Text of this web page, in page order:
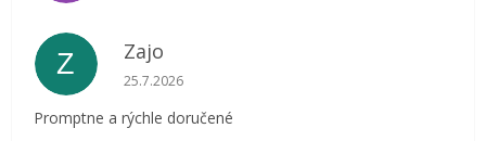
Z Zajo
Hodnotenie obchodu je 5 z 5 hviezdičiek.
25.7.2026
Promptne a rýchle doručené